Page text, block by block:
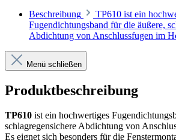
Beschreibung
TP610 ist ein
Fugendichtungsband für die äußere,
Abdichtung von Anschlussfugen im
Menü schließen
Produktbeschreibung
TP610 ist ein hochwertiges
schlagregensichere Abdichtung von
Es eignet sich besonders für die